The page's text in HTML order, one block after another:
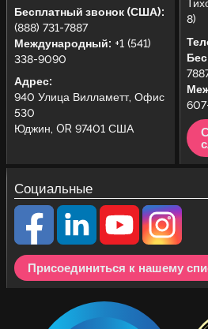
Бесплатный звонок (США):
(888) 731-7887
Международный: +1 (541)
338-9090
Адрес:
940 Улица Вилламетт, Офис
530
Юджин, OR 97401 США
8)
Социальные
Присоединиться к нашему